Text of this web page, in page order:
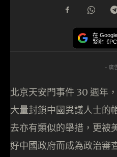
在 Google
緊貼《
- 廣
北京天安門事件 30 週年
大量封鎖中國異議人士
去亦有類似的舉措，更被
好中國政府而成為政治